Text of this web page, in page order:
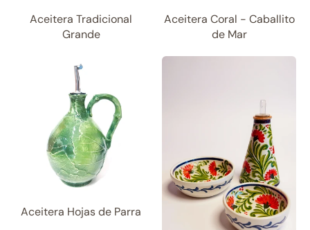
Aceitera Tradicional
Grande
Aceitera Coral - Caballito
de Mar
Aceitera Hojas de Parra